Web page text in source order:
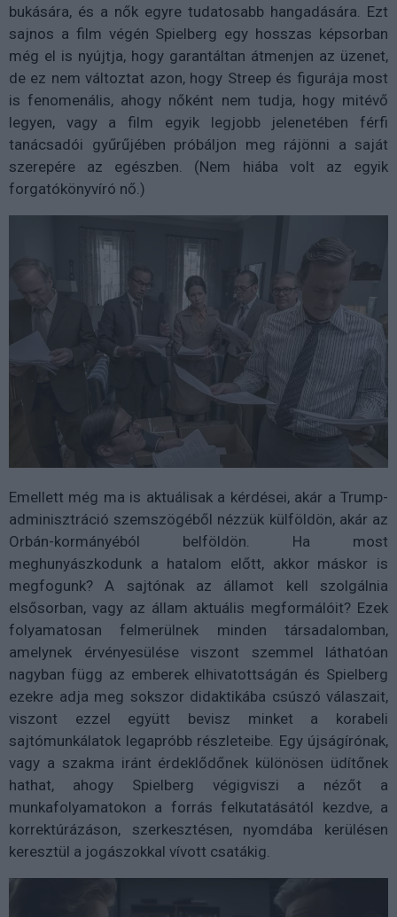
bukására, és a nők egyre tudatosabb hangadására. Ezt
sajnos a film végén Spielberg egy hosszas képsorban
még el is nyújtja, hogy garantáltan átmenjen az üzenet,
de ez nem változtat azon, hogy Streep és figurája most
is fenomenális, ahogy nőként nem tudja, hogy mitévő
legyen, vagy a film egyik legjobb jelenetében férfi
tanácsadói gyűrűjében próbáljon meg rájönni a saját
szerepére az egészben. (Nem hiába volt az egyik
forgatókönyvíró nő.)
Emellett még ma is aktuálisak a kérdései, akár a Trump-
adminisztráció szemszögéből nézzük külföldön, akár az
Orbán-kormányéból belföldön. Ha most
meghunyászkodunk a hatalom előtt, akkor máskor is
megfogunk? A sajtónak az államot kell szolgálnia
elsősorban, vagy az állam aktuális megformálóit? Ezek
folyamatosan felmerülnek minden társadalomban,
amelynek érvényesülése viszont szemmel láthatóan
nagyban függ az emberek elhivatottságán és Spielberg
ezekre adja meg sokszor didaktikába csúszó válaszait,
viszont ezzel együtt bevisz minket a korabeli
sajtómunkálatok legapróbb részleteibe. Egy újságírónak,
vagy a szakma iránt érdeklődőnek különösen üdítőnek
hathat, ahogy Spielberg végigviszi a nézőt a
munkafolyamatokon a forrás felkutatásától kezdve, a
korrektúrázáson, szerkesztésen, nyomdába kerülésen
keresztül a jogászokkal vívott csatákig.